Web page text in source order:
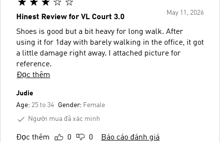
May 11, 2026
Hinest Review for VL Court 3.0
Shoes is good but a bit heavy for long walk. After
using it for 1day with barely walking in the office, it got
a little damage right away. I attached picture for
reference.
Đọc thêm
Judie
Age: 25 to 34 Gender: Female
Người mua đã xác minh
Đọc thêm 0 0 Báo cáo đánh giá